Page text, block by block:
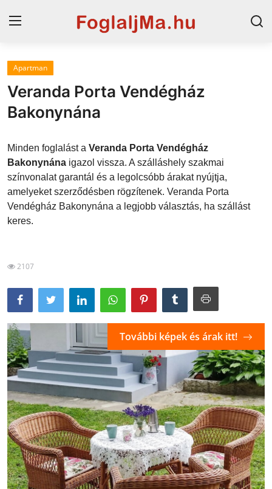
Horvát tengerpart
Magyarország
Horvátország
Blog
Szállások Hajdúszoboszlón
Apartman
Veranda Porta Vendégház
Bakonynána
Minden foglalást a Veranda Porta Vendégház
Bakonynána igazol vissza. A szálláshely szakmai
színvonalat garantál és a legolcsóbb árakat nyújtja,
amelyeket szerződésben rögzítenek. Veranda Porta
Vendégház Bakonynána a legjobb választás, ha szállást
keres.
2107
További képek és árak itt!